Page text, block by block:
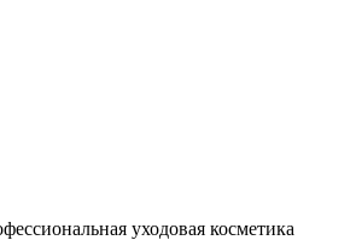
уходовая косметика